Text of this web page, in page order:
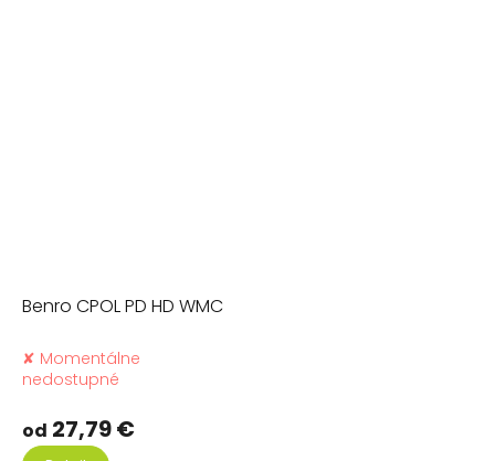
Benro CPOL PD HD WMC
✘ Momentálne
nedostupné
od 27,79 €